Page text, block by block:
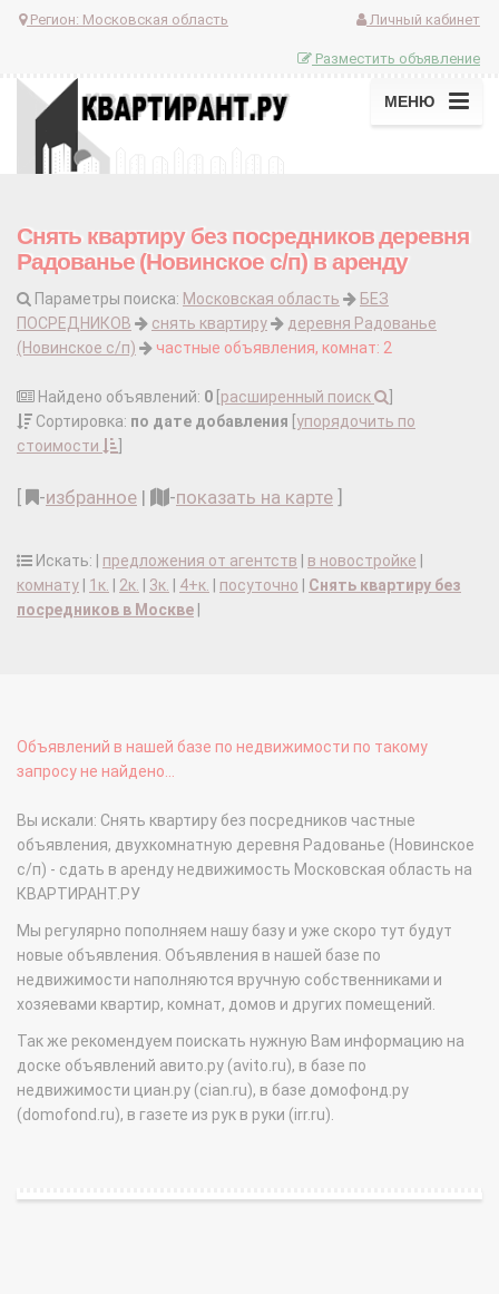
Регион: Московская область Личный кабинет
Разместить объявление
МЕНЮ
Снять квартиру без посредников деревня
Радованье (Новинское с/п) в аренду
Параметры поиска: Московская область
БЕЗ
ПОСРЕДНИКОВ
снять квартиру
деревня Радованье
(Новинское с/п)
частные объявления, комнат: 2
Найдено объявлений: 0 расширенный поиск
Сортировка: по дате добавления упорядочить по
стоимости
-избранное | -показать на карте
Искать: | предложения от агентств в новостройке
комнату
1к. 2к. 3к. 4+к. посуточно
Снять квартиру без
посредников в Москве
Объявлений в нашей базе по недвижимости по такому
запросу не найдено...
Вы искали: Снять квартиру без посредников частные
объявления, двухкомнатную деревня Радованье (Новинское
с/п) - сдать в аренду недвижимость Московская область на
КВАРТИРАНТ.РУ
Мы регулярно пополняем нашу базу и уже скоро тут будут
новые объявления. Объявления в нашей базе по
недвижимости наполняются вручную собственниками и
хозяевами квартир, комнат, домов и других помещений.
Так же рекомендуем поискать нужную Вам информацию на
доске объявлений авито.ру (avito.ru), в базе по
недвижимости циан.ру (cian.ru), в базе домофонд.ру
(domofond.ru), в газете из рук в руки (irr.ru).